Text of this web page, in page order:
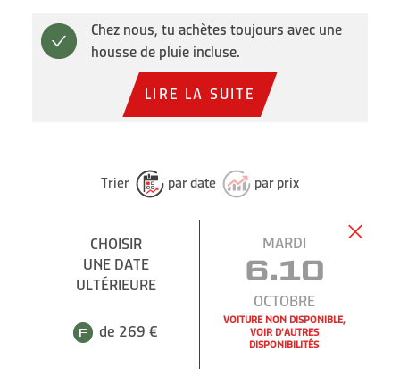
Chez nous, tu achètes toujours avec une
housse de pluie incluse.
LIRE LA SUITE
Trier par date par prix
CHOISIR
UNE DATE
ULTÉRIEURE
de 269 €
MARDI
6.10
OCTOBRE
VOITURE NON DISPONIBLE,
VOIR D'AUTRES
DISPONIBILITÉS